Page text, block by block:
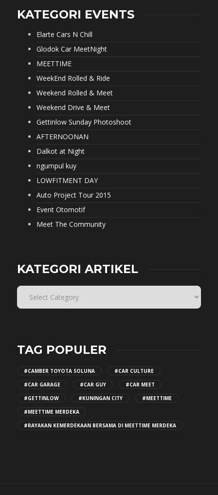
KATEGORI EVENTS
Elarte Cars N Chill
Glodok Car MeetNight
MEETTIME
WeekEnd Rolled & Ride
Weekend Rolled & Meet
Weekend Drive & Meet
Gettinlow Sunday Photoshoot
AFTERNOONAN
Dalkot at Night
ngumpul kuy
LOWFITMENT DAY
Auto Project Tour 2015
Event Otomotif
Meet The Community
KATEGORI ARTIKEL
TAG POPULER
#CAMBER TOYOTA SOLUNA
#CAR CULTURE
#CAR GARAGE
#CAR GUY
#CAR MEET
#GETTINLOW
#KUNINGAN CITY
#MEETTIME
#MEETTIME MERDEKA
#RAYAKAN KEMERDEKAAN BERSAMA DI MEETTIME MERDEKA